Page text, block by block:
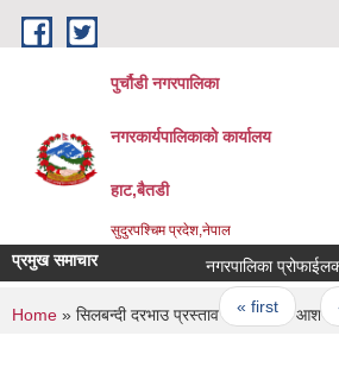
Skip to main content
पुर्चौडी नगरपालिका
नगरकार्यपालिकाकाे कार्यालय
हाट,बैतडी
सुदुरपश्चिम प्रदेश,नेपाल
प्रमुख समाचार नगरपालिका प्रोफाईलको
Pages
« first ‹
You are here
Home » सिलबन्दी दरभाउ प्रस्ताव स्वीकृती गर्ने